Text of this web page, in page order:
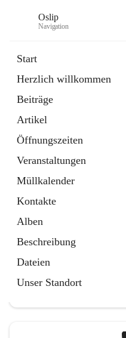
Oslip
Navigation
Start
Herzlich willkommen
Beiträge
Artikel
Öffnungszeiten
Veranstaltungen
Müllkalender
Kontakte
Alben
Beschreibung
Dateien
Unser Standort
Externe Webseite
in
Tab
Bundeskanzleramt Österreich
Externe Webseite
öffnet
in
neuem
Tab